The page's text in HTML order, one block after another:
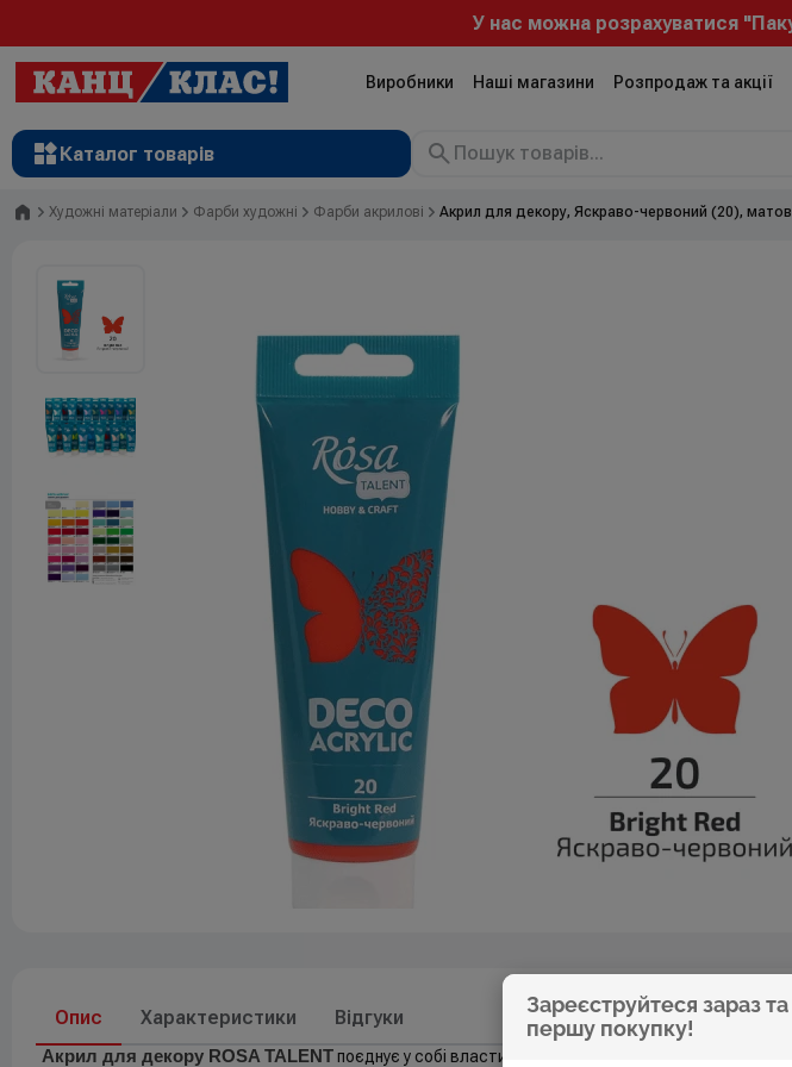
У нас можна розрахуватися
Виробники Наші магазини Розпродаж та акції
Зареєструйтеся зараз
першу покупку!
Каталог товарів
Рюкзаки
Канцтовари
Література та розвиток
Художні матеріали
Творчість
Сувенірна продукція
Друк
Головна
Художні матеріали Фарби художні Фарби акрилові Акрил для декору, Яскраво-червоний (20),
Опис Характеристики Відгуки
Акрил для декору ROSA TALENTпоєднує у собі властивості, які роблять роботу